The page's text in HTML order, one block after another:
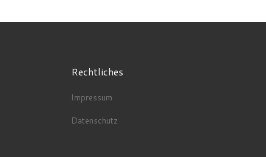
Rechtliches
Impressum
Datenschutz